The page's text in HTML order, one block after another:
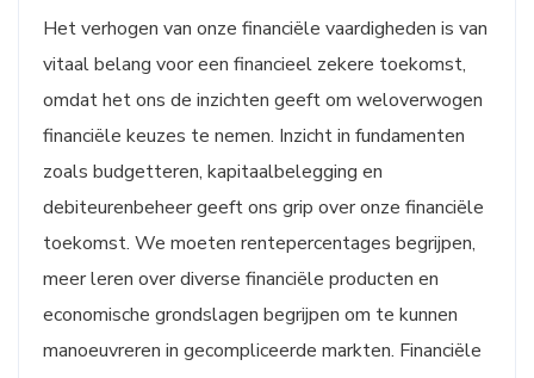
Het verhogen van onze financiële vaardigheden is van
vitaal belang voor een financieel zekere toekomst,
omdat het ons de inzichten geeft om weloverwogen
financiële keuzes te nemen. Inzicht in fundamenten
zoals budgetteren, kapitaalbelegging en
debiteurenbeheer geeft ons grip over onze financiële
toekomst. We moeten rentepercentages begrijpen,
meer leren over diverse financiële producten en
economische grondslagen begrijpen om te kunnen
manoeuvreren in gecompliceerde markten. Financiële